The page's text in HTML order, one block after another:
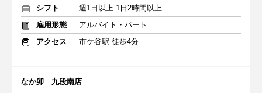
シフト
週1日以上 1日2時間以上
雇用形態
アルバイト・パート
アクセス
市ケ谷駅 徒歩4分
なか卯 九段南店